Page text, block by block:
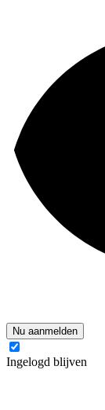
Nu aanmelden
Ingelogd blijven